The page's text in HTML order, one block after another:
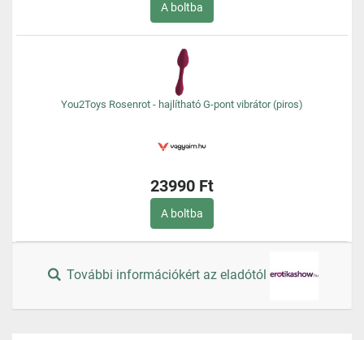
A boltba
You2Toys Rosenrot - hajlítható G-pont vibrátor (piros)
23990 Ft
A boltba
További információkért az eladótól